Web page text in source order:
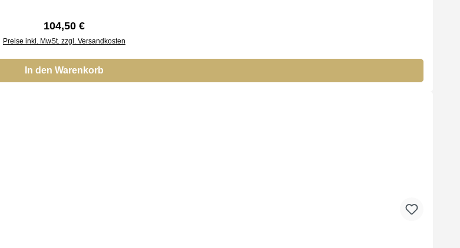
Regulärer Preis:
104,50 €
Preise inkl. MwSt. zzgl. Versandkosten
In den Warenkorb